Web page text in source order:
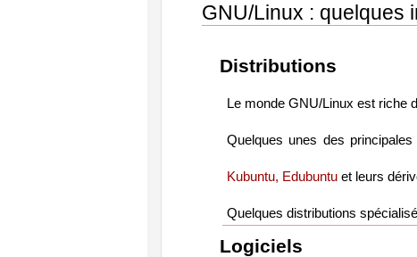
GNU/Linux : quelques
Distributions
Le monde GNU/Linux est riche
Quelques unes des principales
Kubuntu, Edubuntu et leurs
Quelques distributions
Logiciels